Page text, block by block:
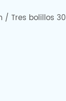
/ Tres bolillos 30